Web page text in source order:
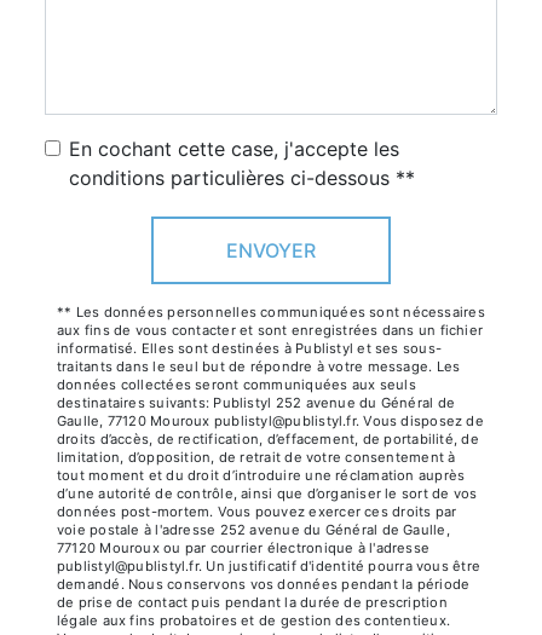
En cochant cette case, j'accepte les
conditions particulières ci-dessous **
ENVOYER
** Les données personnelles communiquées sont nécessaires
aux fins de vous contacter et sont enregistrées dans un fichier
informatisé. Elles sont destinées à Publistyl et ses sous-
traitants dans le seul but de répondre à votre message. Les
données collectées seront communiquées aux seuls
destinataires suivants: Publistyl 252 avenue du Général de
Gaulle, 77120 Mouroux publistyl@publistyl.fr. Vous disposez de
droits d’accès, de rectification, d’effacement, de portabilité, de
limitation, d’opposition, de retrait de votre consentement à
tout moment et du droit d’introduire une réclamation auprès
d’une autorité de contrôle, ainsi que d’organiser le sort de vos
données post-mortem. Vous pouvez exercer ces droits par
voie postale à l'adresse 252 avenue du Général de Gaulle,
77120 Mouroux ou par courrier électronique à l'adresse
publistyl@publistyl.fr. Un justificatif d'identité pourra vous être
demandé. Nous conservons vos données pendant la période
de prise de contact puis pendant la durée de prescription
légale aux fins probatoires et de gestion des contentieux.